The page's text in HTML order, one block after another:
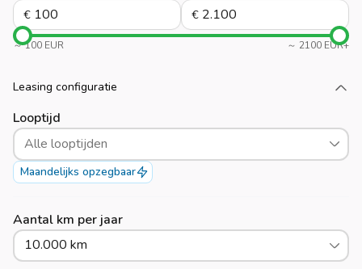
€ €
～ 100 EUR ～ 2100 EUR+
Leasing configuratie
Looptijd
Alle looptijden
Maandelijks opzegbaar
Aantal km per jaar
10.000 km